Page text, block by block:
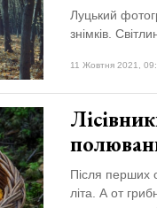
Луцький
знімків.
11 Жовтня 2021,
Після перших
літа. А от